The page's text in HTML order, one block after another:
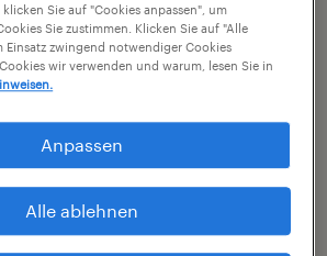
klicken Sie auf "Cookies anpassen", um
Sie zustimmen. Klicken Sie auf "Alle
Einsatz zwingend notwendiger Cookies
wir verwenden und warum, lesen Sie in
Anpassen
Alle ablehnen